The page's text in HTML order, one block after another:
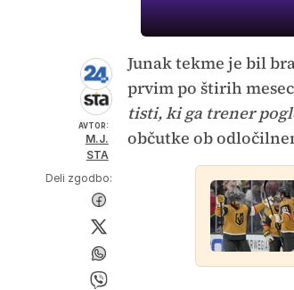
AVTOR:
M.J.
STA
Deli zgodbo:
Junak tekme je bil
prvim po štirih
tisti, ki ga trener
občutke ob